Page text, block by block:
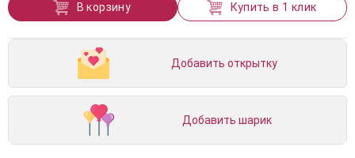
В корзину Купить в 1 клик
Добавить открытку
Добавить шарик